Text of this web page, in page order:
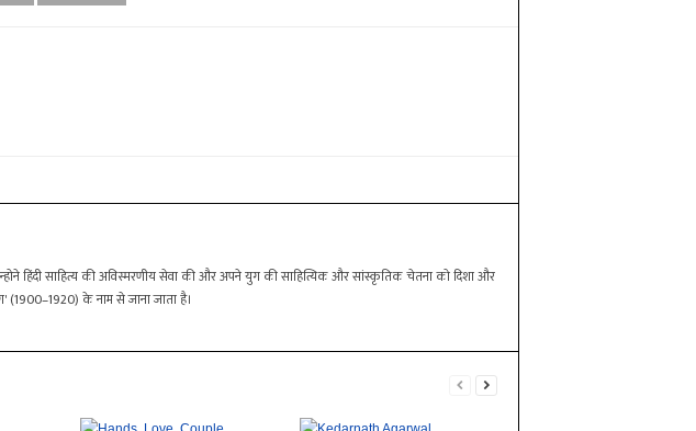
उन्होने हिंदी साहित्य की अविस्मरणीय सेवा की और अपने युग की साहित्यिक और सांस्कृतिक चेतना को दिशा और
(1900–1920) के नाम से जाना जाता है।